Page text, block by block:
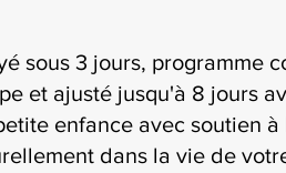
sous 3 jours, programme
et ajusté jusqu'à 8 jours
enfance avec soutien à
dans la vie de